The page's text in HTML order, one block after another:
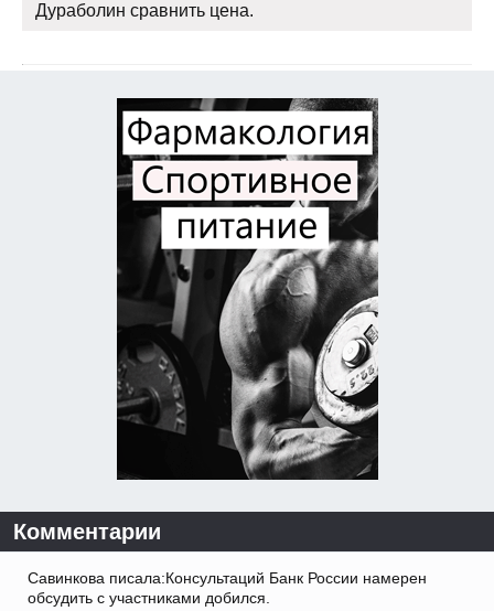
Дураболин сравнить цена.
Комментарии
Савинкова писала:Консультаций Банк России намерен
обсудить с участниками добился.